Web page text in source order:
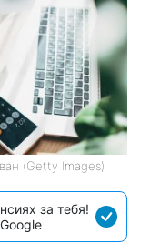
(Getty Images)
за тебя!